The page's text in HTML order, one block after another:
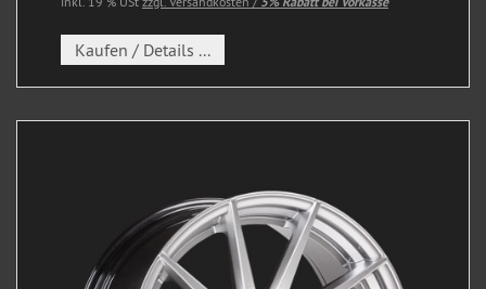
Kaufen / Details ...